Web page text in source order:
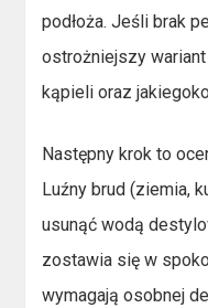
podłoża. Jeśli brak
ostrożniejszy
kąpieli oraz
Następny krok to
Luźny brud (ziemia,
usunąć wodą
zostawia się w
wymagają osobnej